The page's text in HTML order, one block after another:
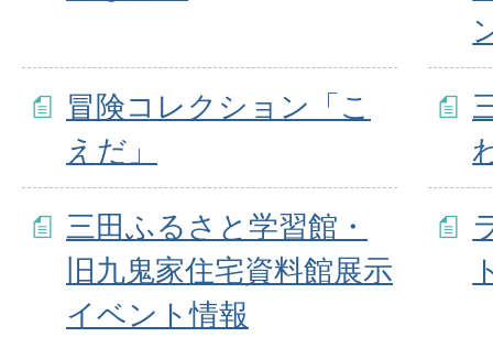
冒険コレクション「こ
えだ」
三田ふるさと学習館・
旧九鬼家住宅資料館展示
イベント情報